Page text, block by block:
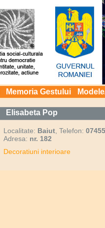
Memoria Gestului
Elisabeta Pop
Localitate: Baiut, Telefon:
Adresa: nr. 182
Decoratiuni interioare